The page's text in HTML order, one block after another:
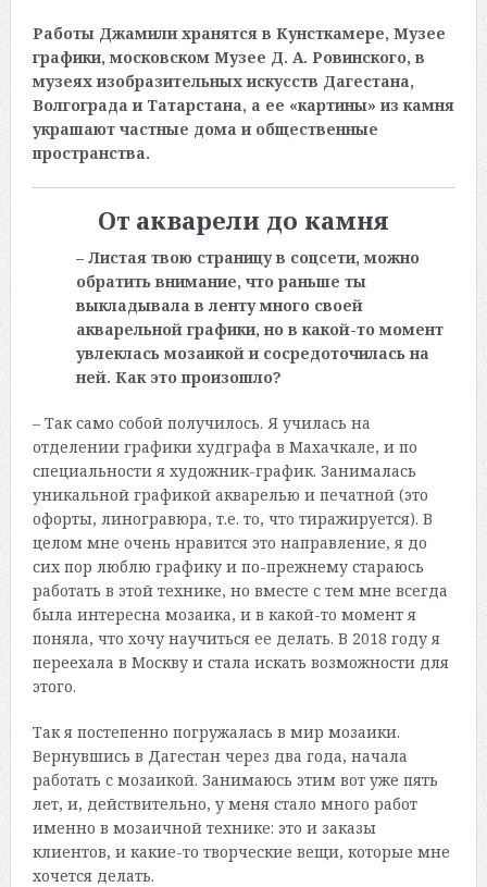
Работы Джамили хранятся в Кунсткамере, Музее
графики, московском Музее Д. А. Ровинского, в
музеях изобразительных искусств Дагестана,
Волгограда и Татарстана, а ее «картины» из камня
украшают частные дома и общественные
пространства.
От акварели до камня
– Листая твою страницу в соцсети, можно
обратить внимание, что раньше ты
выкладывала в ленту много своей
акварельной графики, но в какой-то момент
увлеклась мозаикой и сосредоточилась на
ней. Как это произошло?
– Так само собой получилось. Я училась на
отделении графики худграфа в Махачкале, и по
специальности я художник-график. Занималась
уникальной графикой акварелью и печатной (это
офорты, линогравюра, т.е. то, что тиражируется). В
целом мне очень нравится это направление, я до
сих пор люблю графику и по-прежнему стараюсь
работать в этой технике, но вместе с тем мне всегда
была интересна мозаика, и в какой-то момент я
поняла, что хочу научиться ее делать. В 2018 году я
переехала в Москву и стала искать возможности для
этого.
Так я постепенно погружалась в мир мозаики.
Вернувшись в Дагестан через два года, начала
работать с мозаикой. Занимаюсь этим вот уже пять
лет, и, действительно, у меня стало много работ
именно в мозаичной технике: это и заказы
клиентов, и какие-то творческие вещи, которые мне
хочется делать.